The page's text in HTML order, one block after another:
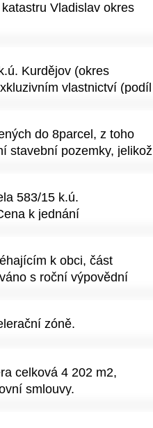
45ha. Ranch je
rekonstrukci
využití.Jedna
vybavením. Nachází
které byli používané pro
studna - obecní
spektrum využití, a to
zvířat, tak i pro
průzkum, je tam
vhodnou volbu pro
kontaktujte za účelem
zašlu více foto a info.
Vladislav okres
Kurdějov (okres
vlastnictví (podíl
ochrany) a 32210 (II.
zemědělské hospodaření
do 8parcel, z toho
stavební pozemky, jelikož
583/15 k.ú.
k jednání
k obci, část
s roční výpovědní
zóně.
celková 4 202 m2,
smlouvy.